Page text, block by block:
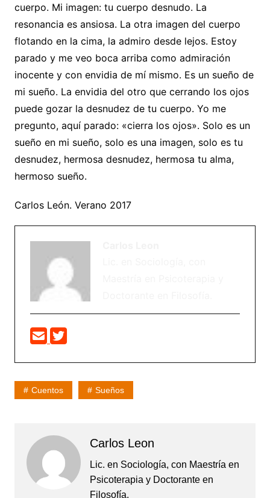
cuerpo. Mi imagen: tu cuerpo desnudo. La
resonancia es ansiosa. La otra imagen del cuerpo
flotando en la cima, la admiro desde lejos. Estoy
parado y me veo boca arriba como admiración
inocente y con envidia de mí mismo. Es un sueño de
mi sueño. La envidia del otro que cerrando los ojos
puede gozar la desnudez de tu cuerpo. Yo me
pregunto, aquí parado: «cierra los ojos». Solo es un
sueño en mi sueño, solo es una imagen, solo es tu
desnudez, hermosa desnudez, hermosa tu alma,
hermoso sueño.
Carlos León. Verano 2017
Cuentos Sueños
Carlos Leon
Lic. en Sociología, con Maestría en
Psicoterapia y Doctorante en
Filosofía.